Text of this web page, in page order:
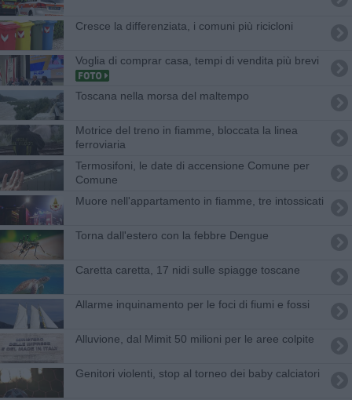
Cresce la differenziata, i comuni più ricicloni
Voglia di comprar casa, tempi di vendita più brevi
Toscana nella morsa del maltempo
Motrice del treno in fiamme, bloccata la linea
ferroviaria
Termosifoni, le date di accensione Comune per
Comune
Muore nell'appartamento in fiamme, tre intossicati
Torna dall'estero con la febbre Dengue
Caretta caretta, 17 nidi sulle spiagge toscane
Allarme inquinamento per le foci di fiumi e fossi
Alluvione, dal Mimit 50 milioni per le aree colpite
Genitori violenti, stop al torneo dei baby calciatori